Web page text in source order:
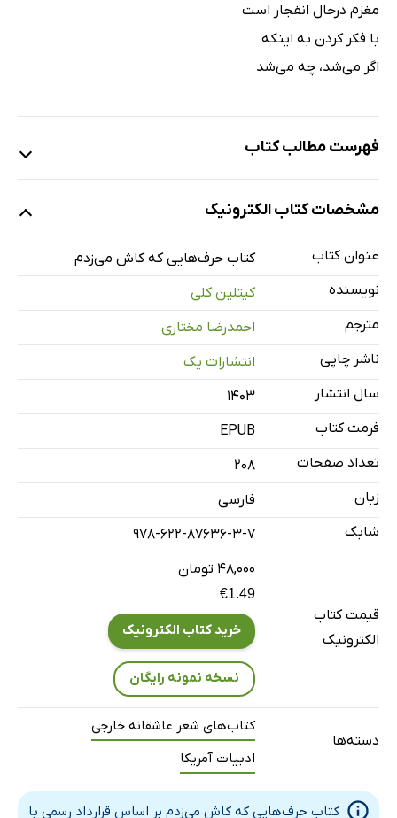
مغزم درحال انفجار است
با فکر کردن به اینکه
اگر می‌شد، چه می‌شد
فهرست مطالب کتاب
یادداشت نویسنده
فصل اول: نجات خودم
فصل سه: صفحات تاریک‌تر
فصل چهار: فهمیدن
فصل پنج: پرسش‌های این دنیای کوچک
مشخصات کتاب الکترونیک
عنوان کتاب
کتاب حرف‌هایی که کاش می‌زدم
نویسنده
کیتلین کلی
مترجم
احمدرضا مختاری
ناشر چاپی
انتشارات یک
سال انتشار
۱۴۰۳
فرمت کتاب
EPUB
تعداد صفحات
208
زبان
فارسی
شابک
978-622-87636-3-7
قیمت کتاب
الکترونیک
۴۸,۰۰۰ تومان
€1.49
خرید کتاب الکترونیک
نسخه نمونه رایگان
دسته‌ها
کتاب‌های شعر عاشقانه خارجی
ادبیات آمریکا
کتاب حرف‌هایی که کاش می‌زدم بر اساس قرارداد رسمی با